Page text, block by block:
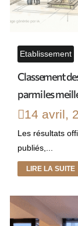
Etablissement
Classement
parmi les
14 avril,
Les résultats
publiés,...
LIRE LA SUITE